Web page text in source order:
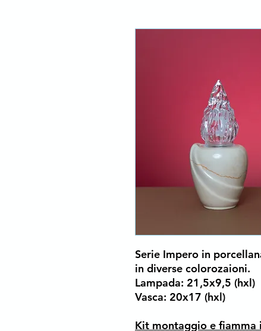
Serie Impero in
in diverse colorozaioni.
Lampada: 21,5x9,5 (hxl)
Vasca: 20x17 (hxl)
Kit montaggio e fiamma